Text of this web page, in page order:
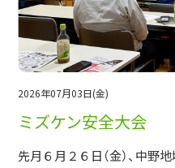
2026年07月03日(金)
ミズケン安全大会
先月６月２６日（金）、中野